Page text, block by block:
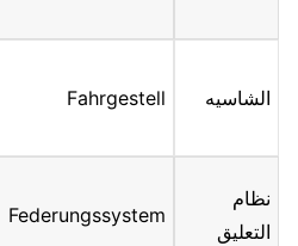
الشاسيه Fahrgestell
نظام
التعليق
Federungssystem